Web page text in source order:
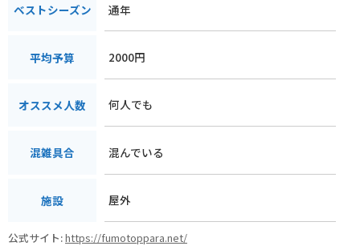
ベストシーズン 通年
平均予算 2000円
オススメ人数 何人でも
混雑具合 混んでいる
施設 屋外
公式サイト:https://fumotoppara.net/